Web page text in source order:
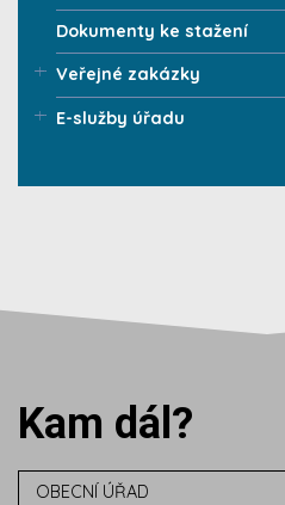
Dokumenty ke stažení
Veřejné zakázky
E-služby úřadu
Kam dál?
OBECNÍ ÚŘAD